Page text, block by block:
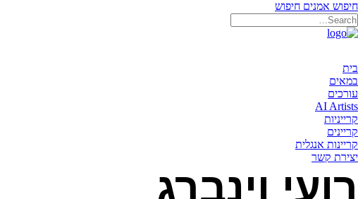
חיפוש אמנים חיפוש
בית
במאים
עורכים
AI Artists
קרייניות
קריינים
קריינות אנגלית
יצירת קשר
רועי וינברג